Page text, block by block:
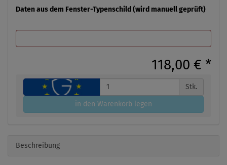
Daten aus dem Fenster-Typenschild (wird manuell geprüft)
118,00 € *
Stk.
in den Warenkorb legen
Beschreibung